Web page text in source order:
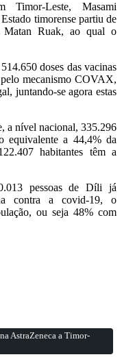
Timor-Leste, Masami
timorense partiu de
Matan Ruak, ao qual o
doses das vacinas
mecanismo COVAX,
juntando-se agora estas
a nível nacional, 335.296
equivalente a 44,4% da
habitantes têm a
pessoas de Díli já
contra a covid-19, o
ou seja 48% com
AstraZeneca a Timor-